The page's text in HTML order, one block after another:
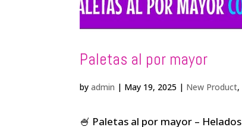
Paletas al por mayor
byadmin | May 19, 2025 | New Product,
🍧 Paletas al por mayor –